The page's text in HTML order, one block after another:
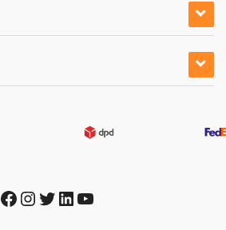
Facebook
Instagram
Twitter
LinkedIn
YouTube